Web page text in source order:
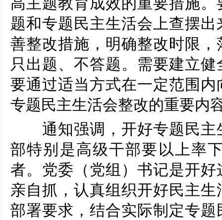
高主题教育成效的重要措施
题和专题民主生活会上查摆
善整改措施，明确整改时限
只出题、不答题。需要建立
要通过适当方式在一定范围
专题民主生活会整改的重要内
通知强调，开好专题民主
部特别是高级干部要以上率
者。党委（党组）书记是开
亲自抓，认真组织开好民主
部署要求，结合实际制定专